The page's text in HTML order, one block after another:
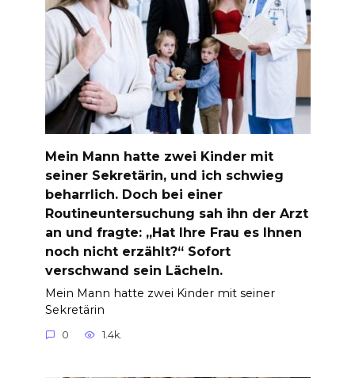
Mein Mann hatte zwei Kinder mit
seiner Sekretärin, und ich schwieg
beharrlich. Doch bei einer
Routineuntersuchung sah ihn der Arzt
an und fragte: „Hat Ihre Frau es Ihnen
noch nicht erzählt?“ Sofort
verschwand sein Lächeln.
Mein Mann hatte zwei Kinder mit seiner
Sekretärin
0 1.4k.